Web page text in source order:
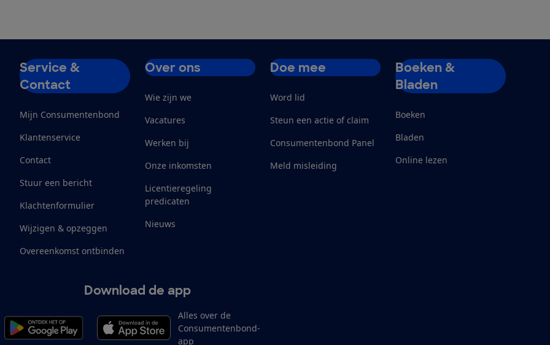
Service &
Contact
Mijn Consumentenbond
Klantenservice
Contact
Stuur een bericht
Klachtenformulier
Wijzigen & opzeggen
Overeenkomst ontbinden
Over ons
Wie zijn we
Vacatures
Werken bij
Onze inkomsten
Licentieregeling
predicaten
Nieuws
Doe mee
Word lid
Steun een actie of claim
Consumentenbond Panel
Meld misleiding
Boeken &
Bladen
Boeken
Bladen
Online lezen
Download de app
Alles over de
Consumentenbond-
app